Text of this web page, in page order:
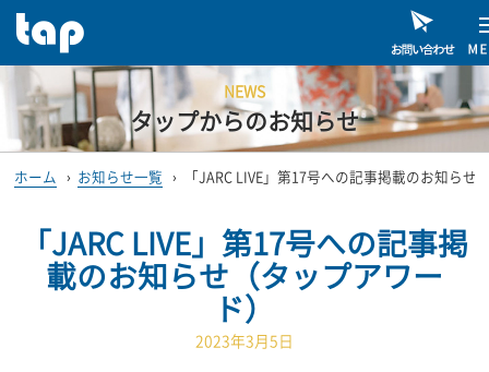
NEWS
タップからのお知らせ
ホーム › お知らせ一覧 › 「JARC LIVE」第17号への記事掲載のお知らせ
「JARC LIVE」第17号への記事掲
載のお知らせ（タップアワー
ド）
2023年3月5日